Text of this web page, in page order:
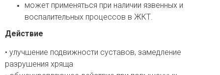
может применяться при наличии язвенных и
воспалительных процессов в ЖКТ.
Действие
• улучшение подвижности суставов, замедление
разрушения хряща